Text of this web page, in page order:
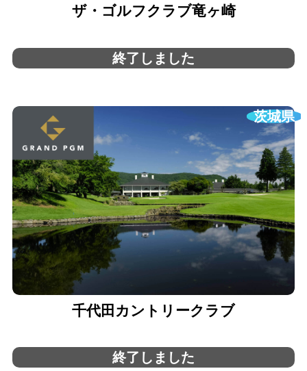
ザ・ゴルフクラブ竜ヶ崎
終了しました
千代田カントリークラブ
終了しました
茨城県